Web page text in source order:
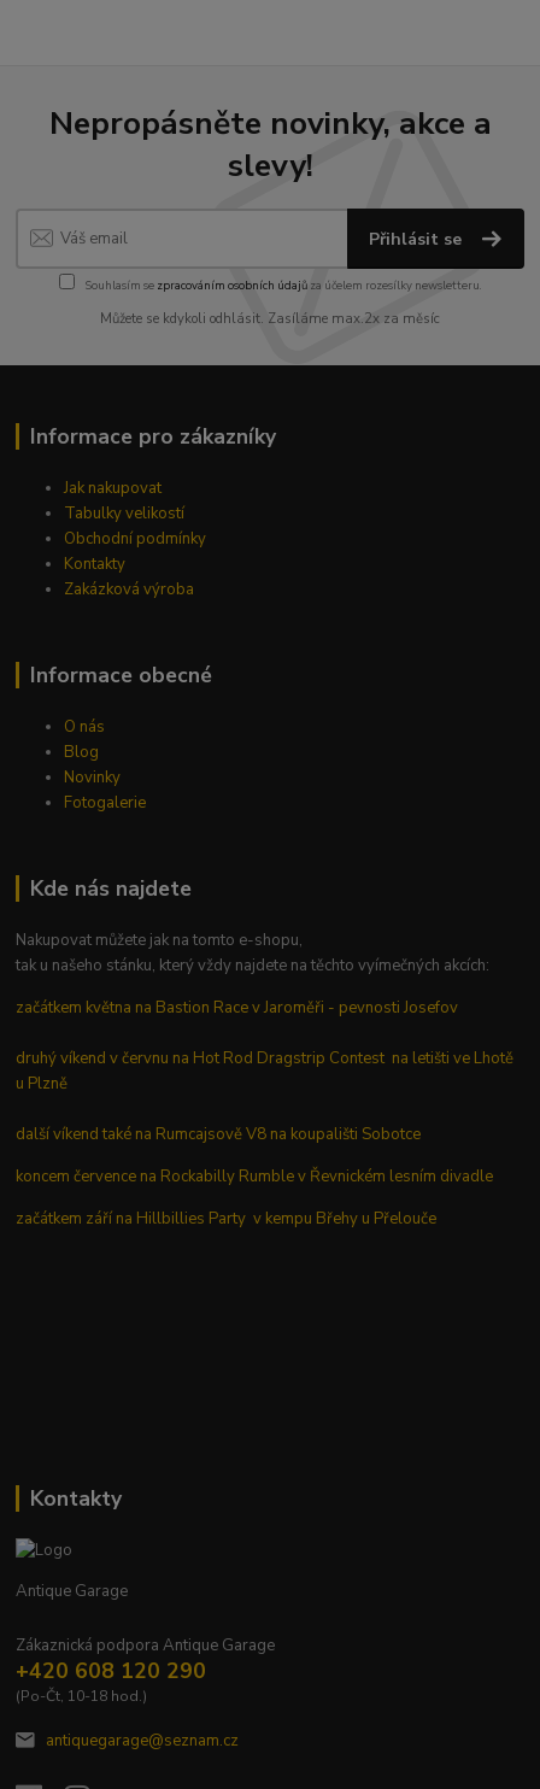
Nepropásněte novinky, akce a
slevy!
Přihlásit se
Souhlasím se zpracováním osobních údajůza účelem rozesílky newsletteru.
Můžete se kdykoli odhlásit. Zasíláme max.2x za měsíc
Informace pro zákazníky
Jak nakupovat
Tabulky velikostí
Obchodní podmínky
Kontakty
Zakázková výroba
Informace obecné
O nás
Blog
Novinky
Fotogalerie
Kde nás najdete
Nakupovat můžete jak na tomto e-shopu,
tak u našeho stánku, který vždy najdete na těchto vyímečných akcích:
začátkem května na Bastion Race v Jaroměři - pevnosti Josefov
druhý víkend v červnu na Hot Rod Dragstrip Contest na letišti ve Lhotě
u Plzně
další víkend také na Rumcajsově V8 na koupališti Sobotce
koncem července na Rockabilly Rumble v Řevnickém lesním divadle
začátkem září na Hillbillies Party v kempu Břehy u Přelouče
Kontakty
Antique Garage
Zákaznická podpora Antique Garage
+420 608 120 290
(Po-Čt, 10-18 hod.)
antiquegarage@seznam.cz